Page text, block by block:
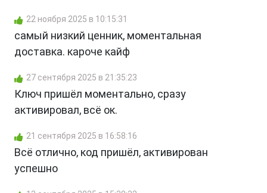
22 ноября 2025 в 10:15:31
самый низкий ценник, моментальная
доставка. кароче кайф
27 сентября 2025 в 21:35:23
Ключ пришёл моментально, сразу
активировал, всё ок.
21 сентября 2025 в 16:58:16
Всё отлично, код пришёл, активирован
успешно